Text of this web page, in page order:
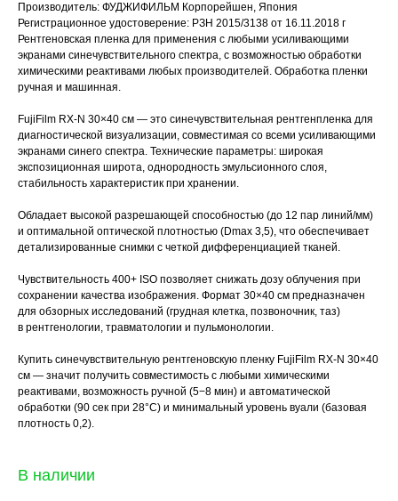
Производитель: ФУДЖИФИЛЬМ Корпорейшен, Япония
Регистрационное удостоверение: РЗН 2015/3138 от 16.11.2018 г
Рентгеновская пленка для применения с любыми усиливающими
экранами синечувствительного спектра, с возможностью обработки
химическими реактивами любых производителей. Обработка пленки
ручная и машинная.
FujiFilm RX-N 30×40 см — это синечувствительная рентгенпленка для
диагностической визуализации, совместимая со всеми усиливающими
экранами синего спектра. Технические параметры: широкая
экспозиционная широта, однородность эмульсионного слоя,
стабильность характеристик при хранении.
Обладает высокой разрешающей способностью (до 12 пар линий/мм)
и оптимальной оптической плотностью (Dmax 3,5), что обеспечивает
детализированные снимки с четкой дифференциацией тканей.
Чувствительность 400+ ISO позволяет снижать дозу облучения при
сохранении качества изображения. Формат 30×40 см предназначен
для обзорных исследований (грудная клетка, позвоночник, таз)
в рентгенологии, травматологии и пульмонологии.
Купить синечувствительную рентгеновскую пленку FujiFilm RX-N 30×40
см — значит получить совместимость с любыми химическими
реактивами, возможность ручной (5−8 мин) и автоматической
обработки (90 сек при 28°C) и минимальный уровень вуали (базовая
плотность 0,2).
В наличии